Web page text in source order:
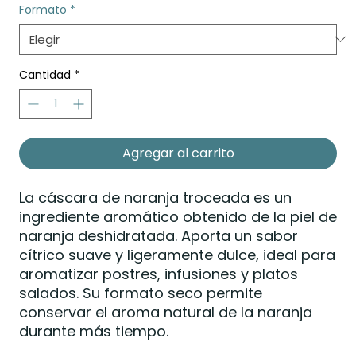
Formato *
Cantidad *
Agregar al carrito
La cáscara de naranja troceada es un
ingrediente aromático obtenido de la piel de
naranja deshidratada. Aporta un sabor
cítrico suave y ligeramente dulce, ideal para
aromatizar postres, infusiones y platos
salados. Su formato seco permite
conservar el aroma natural de la naranja
durante más tiempo.